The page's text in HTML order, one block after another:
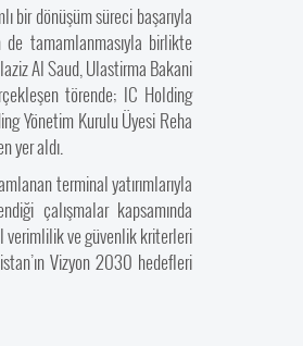
bir dönüşüm süreci başarıyla
tamamlanmasıyla birlikte
Al Saud, Ulastirma Bakani
törende; IC Holding
Yönetim Kurulu Üyesi Reha
yer aldı.
terminal yatırımlarıyla
çalışmalar kapsamında
verimlilik ve güvenlik kriterleri
Vizyon 2030 hedefleri